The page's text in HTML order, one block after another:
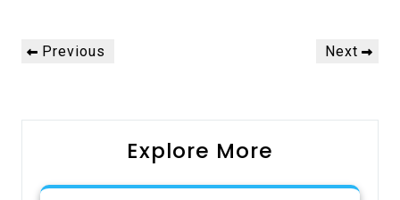
Navigation
dePrevious
Previous
Next
Next
Explore More